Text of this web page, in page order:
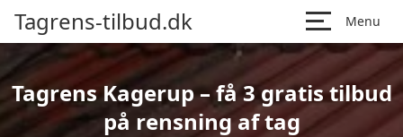
Tagrens-tilbud.dk Menu
Tagrens Kagerup – få 3 gratis tilbud
på rensning af tag